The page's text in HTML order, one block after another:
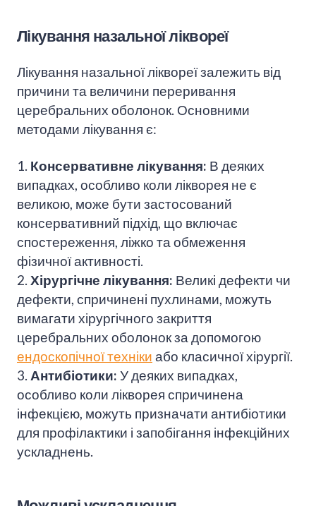
Лікування назальної ліквореї
Лікування назальної ліквореї залежить від
причини та величини переривання
церебральних оболонок. Основними
методами лікування є:
1. Консервативне лікування: В деяких
випадках, особливо коли лікворея не є
великою, може бути застосований
консервативний підхід, що включає
спостереження, ліжко та обмеження
фізичної активності.
2. Хірургічне лікування: Великі дефекти чи
дефекти, спричинені пухлинами, можуть
вимагати хірургічного закриття
церебральних оболонок за допомогою
ендоскопічної техніки або класичної хірургії.
3. Антибіотики: У деяких випадках,
особливо коли лікворея спричинена
інфекцією, можуть призначати антибіотики
для профілактики і запобігання інфекційних
ускладнень.